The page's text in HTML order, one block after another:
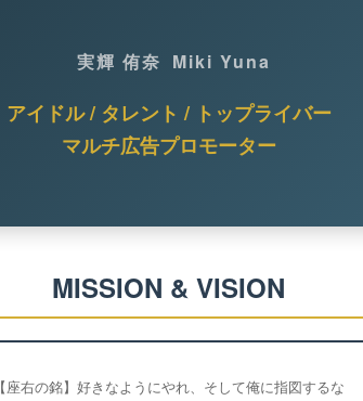
実輝 侑奈 Miki Yuna
アイドル / タレント / トップライバー
マルチ広告プロモーター
MISSION & VISION
【座右の銘】好きなようにやれ、そして俺に指図するな